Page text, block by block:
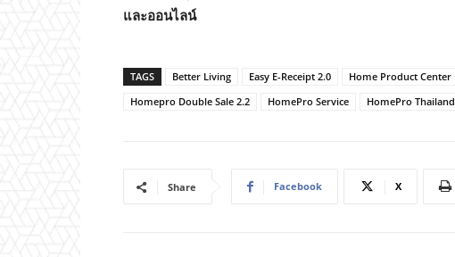
และออนไลน์
TAGS Better Living Easy E-Receipt 2.0 Home Product Center
Homepro Double Sale 2.2
HomePro Service HomePro Thailand
Share Facebook X